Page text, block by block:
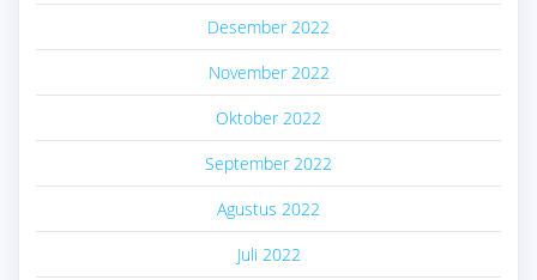
Desember 2022
November 2022
Oktober 2022
September 2022
Agustus 2022
Juli 2022